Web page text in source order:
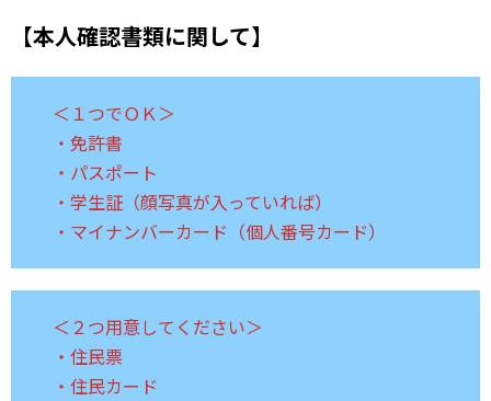
【本人確認書類に関して】
＜１つでＯＫ＞
・免許書
・パスポート
・学生証（顔写真が入っていれば）
・マイナンバーカード（個人番号カード）
＜２つ用意してください＞
・住民票
・住民カード